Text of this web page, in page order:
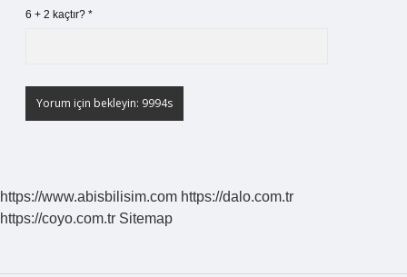
6 + 2 kaçtır? *
https://www.abisbilisim.com https://dalo.com.tr
https://coyo.com.tr Sitemap